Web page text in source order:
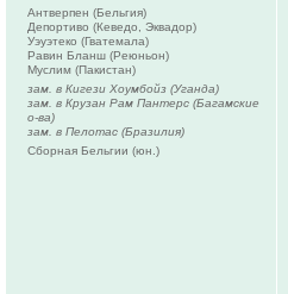
Антверпен (Бельгия)
Депортиво (Кеведо, Эквадор)
Уэуэтеко (Гватемала)
Равин Бланш (Реюньон)
Муслим (Пакистан)
зам. в Кигези Хоумбойз (Уганда)
зам. в Крузан Рам Пантерс (Багамские
о-ва)
зам. в Пелотас (Бразилия)
Сборная Бельгии (юн.)